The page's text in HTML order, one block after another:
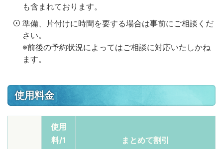
も含まれております。
準備、片付けに時間を要する場合は事前にご相談くだ
さい。
※前後の予約状況によってはご相談に対応いたしかね
ます。
使用料金
使用
料/1
まとめて割引